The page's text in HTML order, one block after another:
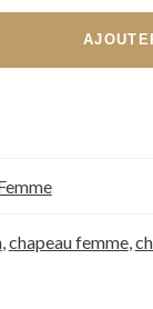
, chapeau femme,